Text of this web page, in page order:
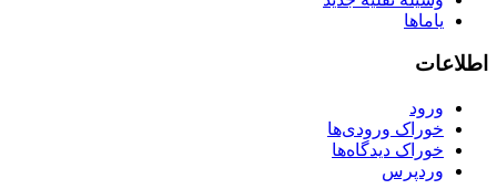
یاماها
اطلاعات
ورود
خوراک ورودی‌ها
خوراک دیدگاه‌ها
وردپرس